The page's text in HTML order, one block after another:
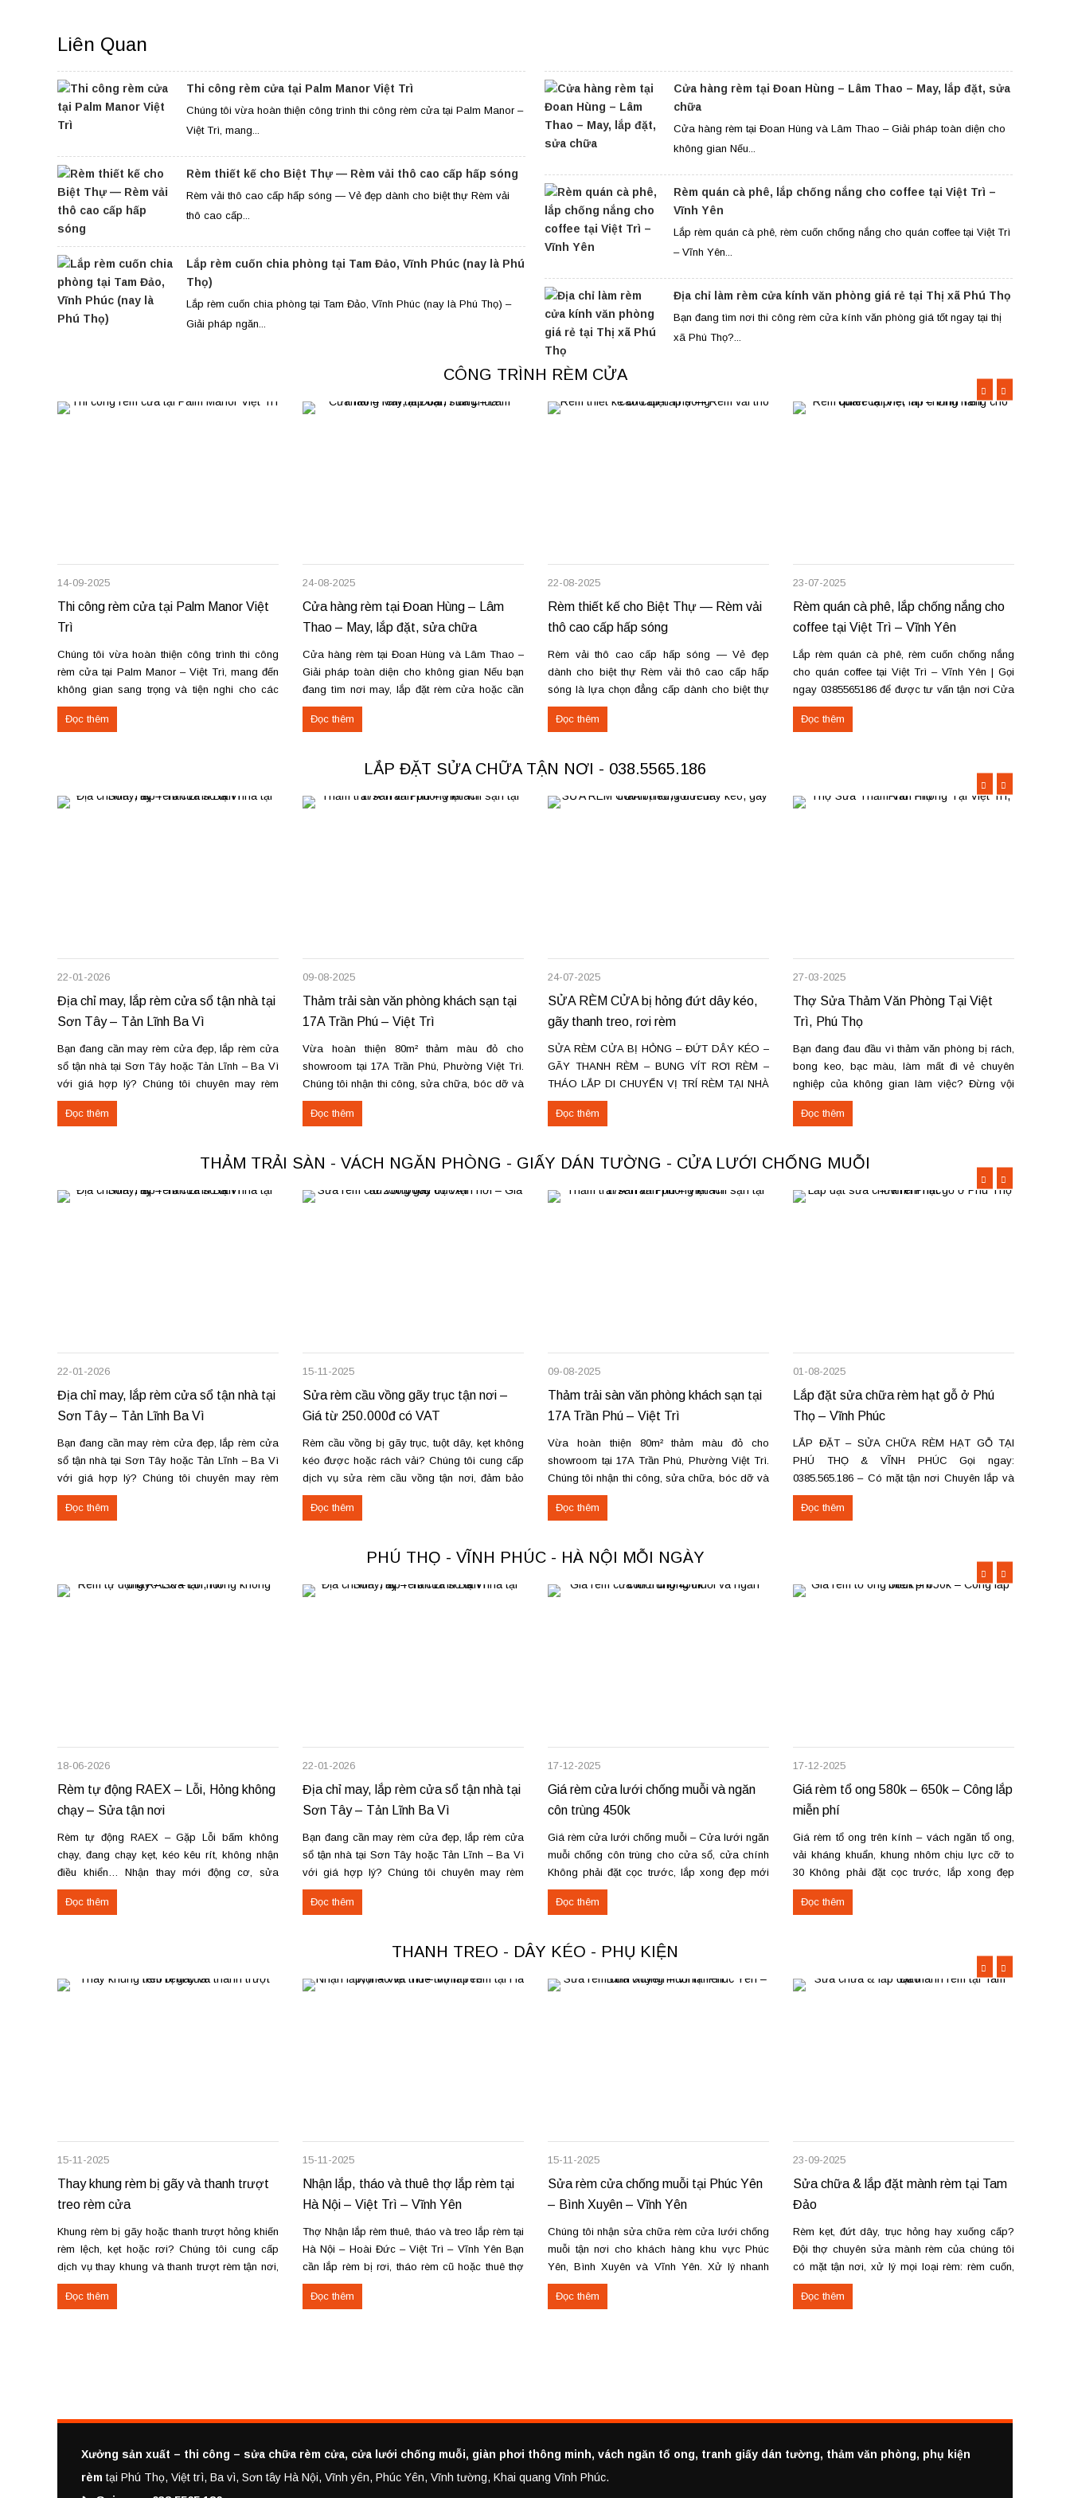
Liên Quan
Thi công rèm cửa tại Palm Manor Việt Trì
Chúng tôi vừa hoàn thiện công trình thi công rèm cửa tại Palm Manor –
Việt Trì, mang...
Cửa hàng rèm tại Đoan Hùng – Lâm Thao – May, lắp đặt, sửa
chữa
Cửa hàng rèm tại Đoan Hùng và Lâm Thao – Giải pháp toàn diện cho
không gian Nếu...
Rèm thiết kế cho Biệt Thự — Rèm vải thô cao cấp hấp sóng
Rèm vải thô cao cấp hấp sóng — Vẻ đẹp dành cho biệt thự Rèm vải
thô cao cấp...
Rèm quán cà phê, lắp chống nắng cho coffee tại Việt Trì –
Vĩnh Yên
Lắp rèm quán cà phê, rèm cuốn chống nắng cho quán coffee tại Việt Trì
– Vĩnh Yên...
Lắp rèm cuốn chia phòng tại Tam Đảo, Vĩnh Phúc (nay là Phú
Thọ)
Lắp rèm cuốn chia phòng tại Tam Đảo, Vĩnh Phúc (nay là Phú Thọ) –
Giải pháp ngăn...
Địa chỉ làm rèm cửa kính văn phòng giá rẻ tại Thị xã Phú Thọ
Bạn đang tìm nơi thi công rèm cửa kính văn phòng giá tốt ngay tại thị
xã Phú Thọ?...
CÔNG TRÌNH RÈM CỬA
14-09-2025
Thi công rèm cửa tại Palm Manor Việt
Trì
Chúng tôi vừa hoàn thiện công trình thi công
rèm cửa tại Palm Manor – Việt Trì, mang đến
không gian sang trọng và tiện nghi cho các
căn hộ cao cấp. Các hạng mục rèm đã thi
công Rèm vải thô cao cấp may định hình hấp
Đọc thêm
24-08-2025
Cửa hàng rèm tại Đoan Hùng – Lâm
Thao – May, lắp đặt, sửa chữa
Cửa hàng rèm tại Đoan Hùng và Lâm Thao –
Giải pháp toàn diện cho không gian Nếu bạn
đang tìm nơi may, lắp đặt rèm cửa hoặc cần
sửa chữa rèm hỏng tại Đoan Hùng hay Lâm
Thao, chúng tôi sẵn sàng đáp ứng với dịch vụ
Đọc thêm
22-08-2025
Rèm thiết kế cho Biệt Thự — Rèm vải
thô cao cấp hấp sóng
Rèm vải thô cao cấp hấp sóng — Vẻ đẹp
dành cho biệt thự Rèm vải thô cao cấp hấp
sóng là lựa chọn đẳng cấp dành cho biệt thự
và không gian sang trọng. Kỹ thuật hấp sóng
định hình trên ống rèm tạo nếp sóng suôn
Đọc thêm
23-07-2025
Rèm quán cà phê, lắp chống nắng cho
coffee tại Việt Trì – Vĩnh Yên
Lắp rèm quán cà phê, rèm cuốn chống nắng
cho quán coffee tại Việt Trì – Vĩnh Yên | Gọi
ngay 0385565186 để được tư vấn tận nơi Cửa
hàng rèm tại số 22A – Đường Lê Quý Đôn –
Phường Tiên Cát – TP Việt Trì – Phú Thọ và
Đọc thêm
LẮP ĐẶT SỬA CHỮA TẬN NƠI - 038.5565.186
22-01-2026
Địa chỉ may, lắp rèm cửa sổ tận nhà tại
Sơn Tây – Tản Lĩnh Ba Vì
Bạn đang cần may rèm cửa đẹp, lắp rèm cửa
sổ tận nhà tại Sơn Tây hoặc Tản Lĩnh – Ba Vì
với giá hợp lý? Chúng tôi chuyên may rèm
theo yêu cầu, thi công nhanh, đúng mẫu, đúng
tiến độ. Thực tế, chúng tôi vừa hoàn thiện thi
Đọc thêm
09-08-2025
Thảm trải sàn văn phòng khách sạn tại
17A Trần Phú – Việt Trì
Vừa hoàn thiện 80m² thảm màu đỏ cho
showroom tại 17A Trần Phú, Phường Việt Trì.
Chúng tôi nhận thi công, sửa chữa, bóc dỡ và
thu mua thảm cũ trên toàn khu vực Việt Trì,
Phú Thọ. Các loại thảm đang cung cấp Thảm
Đọc thêm
24-07-2025
SỬA RÈM CỬA bị hỏng đứt dây kéo,
gãy thanh treo, rơi rèm
SỬA RÈM CỬA BỊ HỎNG – ĐỨT DÂY KÉO –
GÃY THANH RÈM – BUNG VÍT RƠI RÈM –
THÁO LẮP DI CHUYỂN VỊ TRÍ RÈM TẠI NHÀ
Ở HÀ NỘI & TPHCM. Dịch vụ sửa rèm cửa tại
nhà ở Hà Nội & TPHCM, đội thợ sửa chữa
Đọc thêm
27-03-2025
Thợ Sửa Thảm Văn Phòng Tại Việt
Trì, Phú Thọ
Bạn đang đau đầu vì thảm văn phòng bị rách,
bong keo, bạc màu, làm mất đi vẻ chuyên
nghiệp của không gian làm việc? Đừng vội
thay mới tốn kém! Dịch vụ sửa chữa thảm văn
phòng tại Việt Trì, Phú Thọ sẽ giúp bạn khắc
Đọc thêm
THẢM TRẢI SÀN - VÁCH NGĂN PHÒNG - GIẤY DÁN TƯỜNG - CỬA LƯỚI CHỐNG MUỖI
22-01-2026
Địa chỉ may, lắp rèm cửa sổ tận nhà tại
Sơn Tây – Tản Lĩnh Ba Vì
Bạn đang cần may rèm cửa đẹp, lắp rèm cửa
sổ tận nhà tại Sơn Tây hoặc Tản Lĩnh – Ba Vì
với giá hợp lý? Chúng tôi chuyên may rèm
theo yêu cầu, thi công nhanh, đúng mẫu, đúng
tiến độ. Thực tế, chúng tôi vừa hoàn thiện thi
Đọc thêm
15-11-2025
Sửa rèm cầu vồng gãy trục tận nơi –
Giá từ 250.000đ có VAT
Rèm cầu vồng bị gãy trục, tuột dây, kẹt không
kéo được hoặc rách vải? Chúng tôi cung cấp
dịch vụ sửa rèm cầu vồng tận nơi, đảm bảo
rèm hoạt động trơn tru và bền lâu. Thay trục,
sửa cơ cấu kéo để rèm mở – đóng êm Thay
Đọc thêm
09-08-2025
Thảm trải sàn văn phòng khách sạn tại
17A Trần Phú – Việt Trì
Vừa hoàn thiện 80m² thảm màu đỏ cho
showroom tại 17A Trần Phú, Phường Việt Trì.
Chúng tôi nhận thi công, sửa chữa, bóc dỡ và
thu mua thảm cũ trên toàn khu vực Việt Trì,
Phú Thọ. Các loại thảm đang cung cấp Thảm
Đọc thêm
01-08-2025
Lắp đặt sửa chữa rèm hạt gỗ ở Phú
Thọ – Vĩnh Phúc
LẮP ĐẶT – SỬA CHỮA RÈM HẠT GỖ TẠI
PHÚ THỌ & VĨNH PHÚC Gọi ngay:
0385.565.186 – Có mặt tận nơi Chuyên lắp và
sửa các loại rèm hạt gỗ: Rèm hạt gỗ tròn trơn,
đốt trúc, pơ mu, hương Rèm hạt gỗ chữ Phúc –
Đọc thêm
PHÚ THỌ - VĨNH PHÚC - HÀ NỘI MỖI NGÀY
18-06-2026
Rèm tự động RAEX – Lỗi, Hỏng không
chạy – Sửa tận nơi
Rèm tự động RAEX – Gặp Lỗi bấm không
chạy, đang chạy kẹt, kéo kêu rít, không nhận
điều khiển… Nhận thay mới động cơ, sửa
chữa rèm tự động raex và các loại động cơ
rèm trên thị trường. Dịch vụ có tại: Phú Thọ –...
Đọc thêm
22-01-2026
Địa chỉ may, lắp rèm cửa sổ tận nhà tại
Sơn Tây – Tản Lĩnh Ba Vì
Bạn đang cần may rèm cửa đẹp, lắp rèm cửa
sổ tận nhà tại Sơn Tây hoặc Tản Lĩnh – Ba Vì
với giá hợp lý? Chúng tôi chuyên may rèm
theo yêu cầu, thi công nhanh, đúng mẫu, đúng
tiến độ. Thực tế, chúng tôi vừa hoàn thiện thi
Đọc thêm
17-12-2025
Giá rèm cửa lưới chống muỗi và ngăn
côn trùng 450k
Giá rèm cửa lưới chống muỗi – Cửa lưới ngăn
muỗi chống côn trùng cho cửa sổ, cửa chính
Không phải đặt cọc trước, lắp xong đẹp mới
thanh toán. Miễn phí vận chuyển – lắp đặt tận
nơi, mang mẫu đến đo đạc và tư vấn...
Đọc thêm
17-12-2025
Giá rèm tổ ong 580k – 650k – Công lắp
miễn phí
Giá rèm tổ ong trên kính – vách ngăn tổ ong,
vải kháng khuẩn, khung nhôm chịu lực cỡ to
30 Không phải đặt cọc trước, lắp xong đẹp
mới thanh toán. Mang mẫu đến tận nơi tư vấn,
đo đạc, lắp đặt – sửa chữa mọi số lượng...
Đọc thêm
THANH TREO - DÂY KÉO - PHỤ KIỆN
15-11-2025
Thay khung rèm bị gãy và thanh trượt
treo rèm cửa
Khung rèm bị gãy hoặc thanh trượt hỏng khiến
rèm lệch, kẹt hoặc rơi? Chúng tôi cung cấp
dịch vụ thay khung và thanh trượt rèm tận nơi,
đảm bảo rèm vận hành trơn tru, chắc chắn và
bền lâu. Thay khung rèm bị gãy, cong vênh
Đọc thêm
15-11-2025
Nhận lắp, tháo và thuê thợ lắp rèm tại
Hà Nội – Việt Trì – Vĩnh Yên
Thợ Nhận lắp rèm thuê, tháo và treo lắp rèm tại
Hà Nội – Hoài Đức – Việt Trì – Vĩnh Yên Bạn
cần lắp rèm bị rơi, tháo rèm cũ hoặc thuê thợ
lắp rèm tại Hoài Đức, Hà Nội, Việt Trì hoặc
Vĩnh Yên? Chúng tôi cung cấp dịch vụ...
Đọc thêm
15-11-2025
Sửa rèm cửa chống muỗi tại Phúc Yên
– Bình Xuyên – Vĩnh Yên
Chúng tôi nhận sửa chữa rèm cửa lưới chống
muỗi tận nơi cho khách hàng khu vực Phúc
Yên, Bình Xuyên và Vĩnh Yên. Xử lý nhanh
các lỗi hỏng phổ biến như đứt dây, rách lưới,
kẹt ray, gãy khung. Thay lưới mới cho cửa
Đọc thêm
23-09-2025
Sửa chữa & lắp đặt mành rèm tại Tam
Đảo
Rèm kẹt, đứt dây, trục hỏng hay xuống cấp?
Đội thợ chuyên sửa mành rèm của chúng tôi
có mặt tận nơi, xử lý mọi loại rèm: rèm cuốn,
rèm vải, rèm cầu vồng, rèm gỗ, rèm lá dọc.
Cung cấp & lắp đặt rèm cửa tại Tam Đảo:
Đọc thêm
Xưởng sản xuất – thi công – sửa chữa rèm cửa, cửa lưới chống muỗi, giàn phơi thông minh, vách ngăn tổ ong, tranh giấy dán tường, thảm văn phòng, phụ kiện
rèm tại Phú Thọ, Việt trì, Ba vì, Sơn tây Hà Nội, Vĩnh yên, Phúc Yên, Vĩnh tường, Khai quang Vĩnh Phúc.